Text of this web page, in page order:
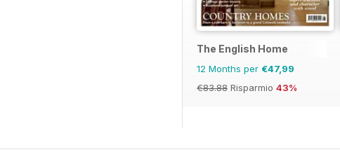
The English Home
12 Months per €47,99
€83.88 Risparmio 43%